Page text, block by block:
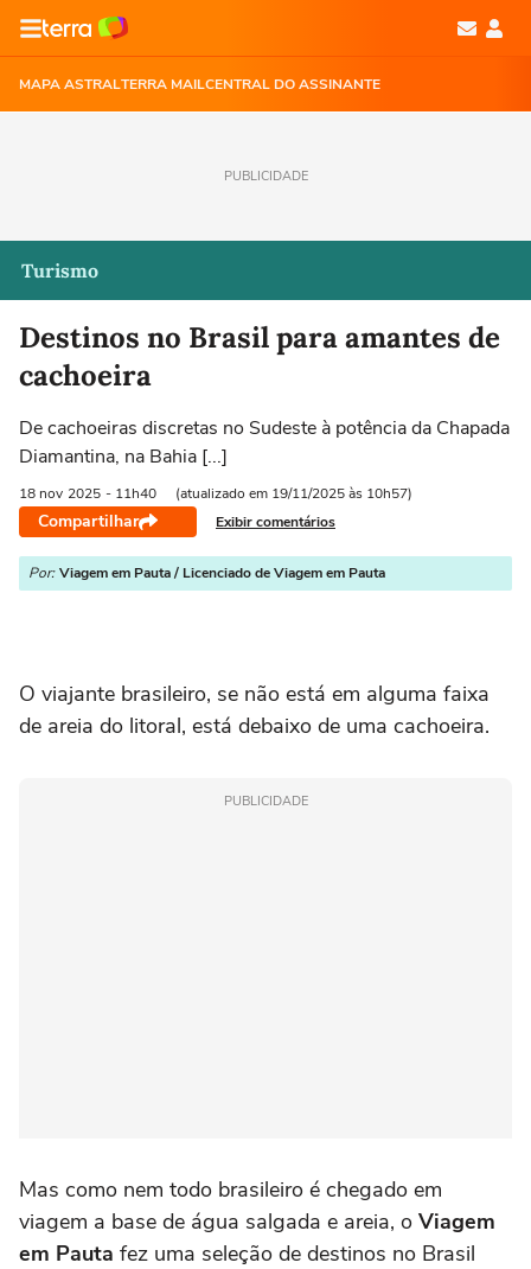
MAPA ASTRALTERRA MAILCENTRAL DO ASSINANTE
PUBLICIDADE
Turismo
Destinos no Brasil para amantes de
cachoeira
De cachoeiras discretas no Sudeste à potência da Chapada
Diamantina, na Bahia [...]
18 nov 2025 - 11h40 (atualizado em 19/11/2025 às 10h57)
Compartilhar Exibir comentários
Por: Viagem em Pauta / Licenciado de Viagem em Pauta
O viajante brasileiro, se não está em alguma faixa
de areia do litoral, está debaixo de uma cachoeira.
PUBLICIDADE
Mas como nem todo brasileiro é chegado em
viagem a base de água salgada e areia, o Viagem
em Pauta fez uma seleção de destinos no Brasil